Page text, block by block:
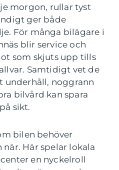
morgon, rullar tyst
ger både
För många bilägare i
blir service och
som skjuts upp tills
Samtidigt vet de
underhåll, noggrann
bilvård kan spara
sikt.
bilen behöver
Här spelar lokala
en nyckelroll